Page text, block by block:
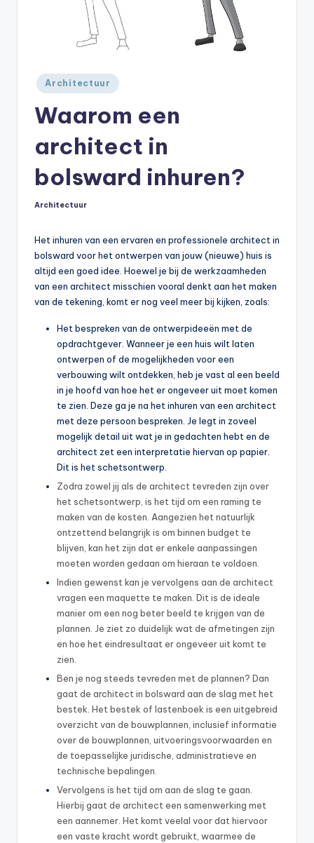
Geplaatst
in
Architectuur
Waarom een
architect in
bolsward inhuren?
Geplaatst
Architectuur
Het inhuren van een ervaren en professionele architect in
bolsward voor het ontwerpen van jouw (nieuwe) huis is
altijd een goed idee. Hoewel je bij de werkzaamheden
van een architect misschien vooral denkt aan het maken
van de tekening, komt er nog veel meer bij kijken, zoals:
Het bespreken van de ontwerpideeën met de
opdrachtgever. Wanneer je een huis wilt laten
ontwerpen of de mogelijkheden voor een
verbouwing wilt ontdekken, heb je vast al een beeld
in je hoofd van hoe het er ongeveer uit moet komen
te zien. Deze ga je na het inhuren van een architect
met deze persoon bespreken. Je legt in zoveel
mogelijk detail uit wat je in gedachten hebt en de
architect zet een interpretatie hiervan op papier.
Dit is het schetsontwerp.
Zodra zowel jij als de architect tevreden zijn over
het schetsontwerp, is het tijd om een raming te
maken van de kosten. Aangezien het natuurlijk
ontzettend belangrijk is om binnen budget te
blijven, kan het zijn dat er enkele aanpassingen
moeten worden gedaan om hieraan te voldoen.
Indien gewenst kan je vervolgens aan de architect
vragen een maquette te maken. Dit is de ideale
manier om een nog beter beeld te krijgen van de
plannen. Je ziet zo duidelijk wat de afmetingen zijn
en hoe het eindresultaat er ongeveer uit komt te
zien.
Ben je nog steeds tevreden met de plannen? Dan
gaat de architect in bolsward aan de slag met het
bestek. Het bestek of lastenboek is een uitgebreid
overzicht van de bouwplannen, inclusief informatie
over de bouwplannen, uitvoeringsvoorwaarden en
de toepasselijke juridische, administratieve en
technische bepalingen.
Vervolgens is het tijd om aan de slag te gaan.
Hierbij gaat de architect een samenwerking met
een aannemer. Het komt veelal voor dat hiervoor
een vaste kracht wordt gebruikt, waarmee de